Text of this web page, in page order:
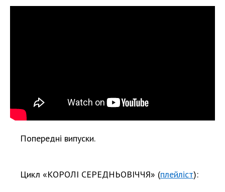
Попередні випуски.
Цикл «КОРОЛІ СЕРЕДНЬОВІЧЧЯ» (плейліст):